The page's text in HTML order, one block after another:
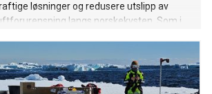
løsninger og redusere utslipp av
langs norskekysten. Som i